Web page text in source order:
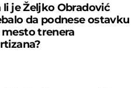
li je Željko Obradović
da podnese ostavku
mesto trenera